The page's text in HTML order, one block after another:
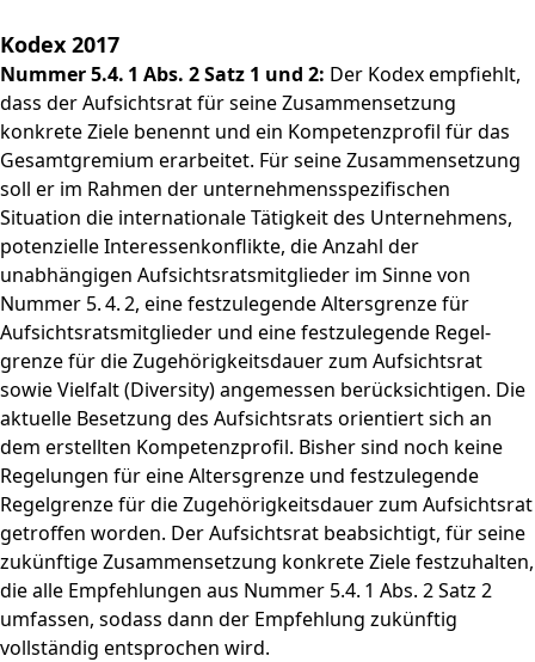
Kodex 2017
Nummer 5.4. 1 Abs. 2 Satz 1 und 2: Der Kodex empfiehlt,
dass der Aufsichtsrat für seine Zusammensetzung
konkrete Ziele benennt und ein Kompetenzprofil für das
Gesamtgremium erarbeitet. Für seine Zusammensetzung
soll er im Rahmen der unternehmensspezifischen
Situation die internationale Tätigkeit des Unternehmens,
potenzielle Interessenkonflikte, die Anzahl der
unabhängigen Aufsichtsratsmitglieder im Sinne von
Nummer 5. 4. 2, eine festzulegende Altersgrenze für
Aufsichtsratsmitglieder und eine festzulegende Regel­
grenze für die Zugehörigkeitsdauer zum Aufsichtsrat
sowie Vielfalt (Diversity) angemessen berücksichtigen. Die
aktuelle Besetzung des Aufsichtsrats orientiert sich an
dem erstellten Kompetenzprofil. Bisher sind noch keine
Regelungen für eine Altersgrenze und festzulegende
Regelgrenze für die Zugehörigkeitsdauer zum Aufsichtsrat
getroffen worden. Der Aufsichtsrat beabsichtigt, für seine
zukünftige Zusammensetzung konkrete Ziele festzuhalten,
die alle Empfehlungen aus Nummer 5.4. 1 Abs. 2 Satz 2
umfassen, sodass dann der Em­pfehlung zukünftig
vollständig entsprochen wird.